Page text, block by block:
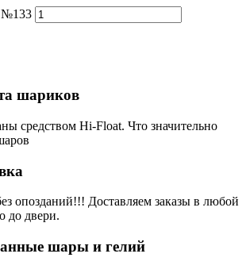
№133
шариков
средством Hi-Float. Что значительно
опозданий!!! Доставляем заказы в любой
до двери.
шары и гелий